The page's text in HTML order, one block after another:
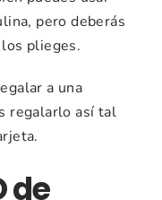
pero deberás
plieges.
a una
regalarlo así tal
de